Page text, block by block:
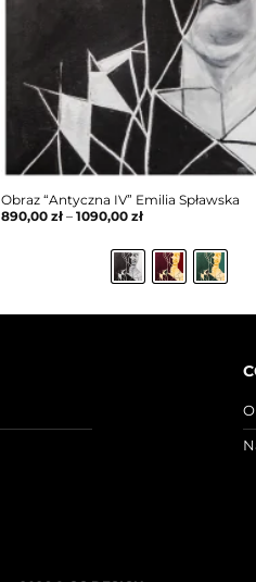
Obraz “Antyczna IV” Emilia Spławska
890,00 zł– 1090,00 zł